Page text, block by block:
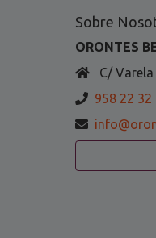
Sobre
ORONTES
C/ Varela
958 22 32